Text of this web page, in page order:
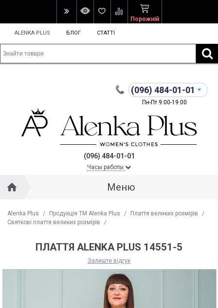
Порожній
ALENKA PLUS БЛОГ СТАТТІ
(096) 484-01-01
Пн-Пт 9:00-19:00
(096) 484-01-01
Часы работы
Меню
Alenka Plus / Продукція ТМ Alenka Plus / Плаття великих розмірів
/
Святкові плаття великих розмірів
/
ПЛАТТЯ ALENKA PLUS 14551-5
Залиште відгук